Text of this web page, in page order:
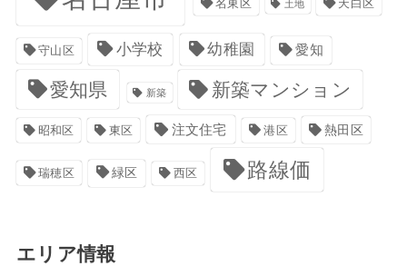
名東区 土地 天白区
守山区 小学校 幼稚園 愛知
愛知県 新築 新築マンション
昭和区 東区 注文住宅 港区 熱田区
瑞穂区 緑区 西区 路線価
エリア情報